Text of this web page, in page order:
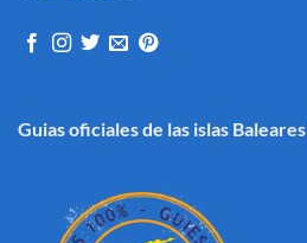
Guias oficiales de las islas Baleares